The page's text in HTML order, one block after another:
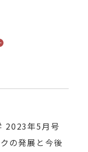
2023年5月号
の発展と今後